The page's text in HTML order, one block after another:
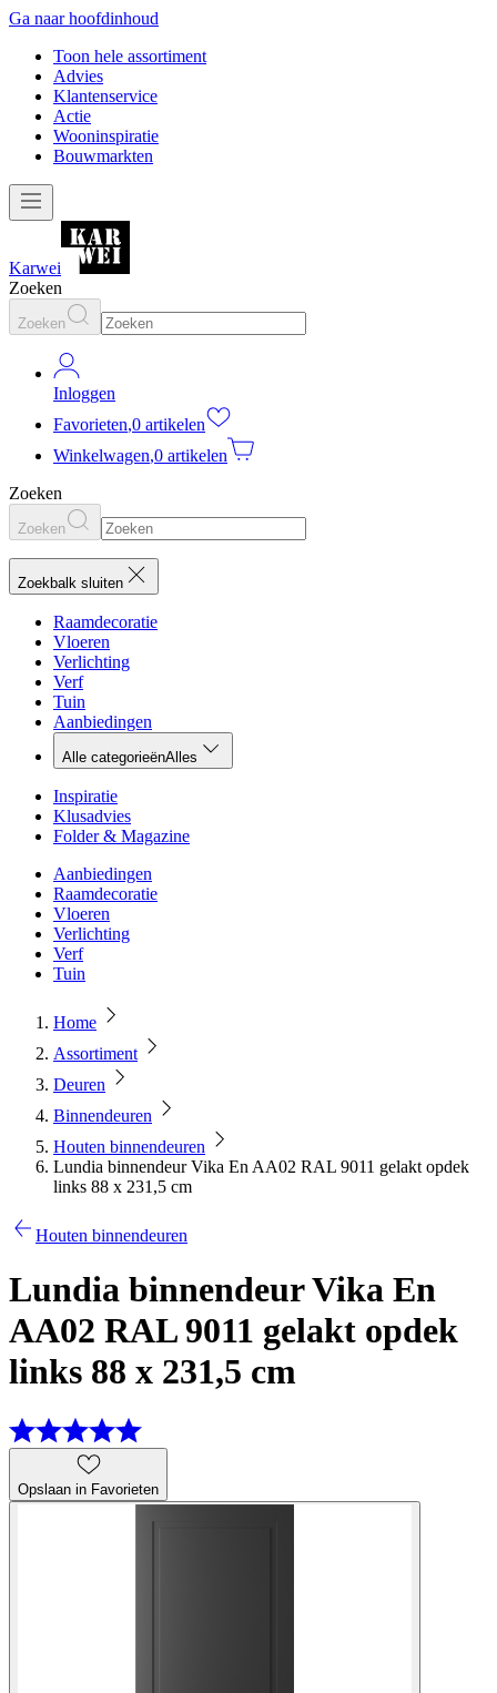
Ga naar hoofdinhoud
Toon hele assortiment
Advies
Klantenservice
Actie
Wooninspiratie
Bouwmarkten
Karwei
Zoeken
Zoeken
Inloggen
Favorieten,0 artikelen
Winkelwagen,0 artikelen
Zoeken
Zoeken
Zoekbalk sluiten
Raamdecoratie
Vloeren
Verlichting
Verf
Tuin
Aanbiedingen
Alle categorieënAlles
Inspiratie
Klusadvies
Folder & Magazine
Aanbiedingen
Raamdecoratie
Vloeren
Verlichting
Verf
Tuin
Home
Assortiment
Deuren
Binnendeuren
Houten binnendeuren
Lundia binnendeur Vika En AA02 RAL 9011 gelakt opdek
links 88 x 231,5 cm
Houten binnendeuren
Lundia binnendeur Vika En
AA02 RAL 9011 gelakt opdek
links 88 x 231,5 cm
Opslaan in Favorieten